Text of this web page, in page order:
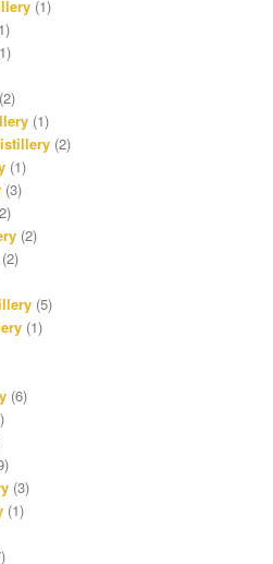
(1)
(2)
(1)
(2)
(1)
(3)
(2)
(2)
(5)
(1)
(6)
(3)
(1)